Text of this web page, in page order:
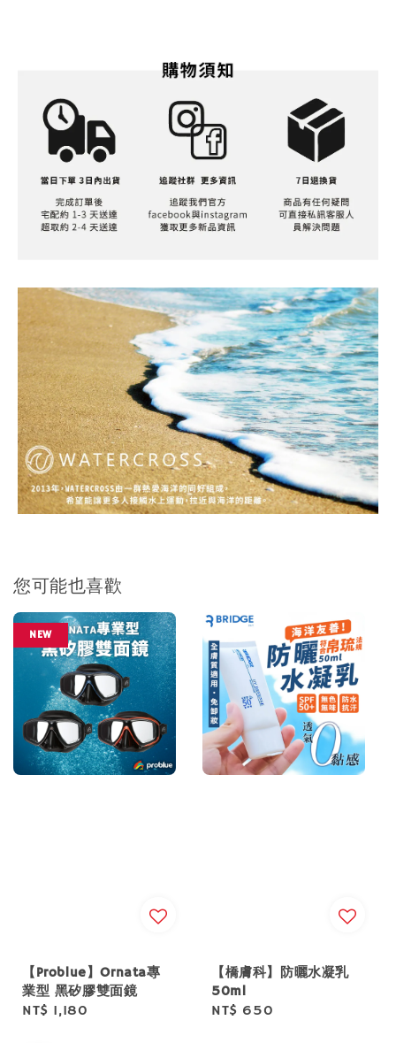
您可能也喜歡
NEW
【Problue】Ornata專
業型 黑矽膠雙面鏡
Regular
NT$ 1,180
【橋膚科】防曬水凝乳
50ml
Regular
NT$ 650